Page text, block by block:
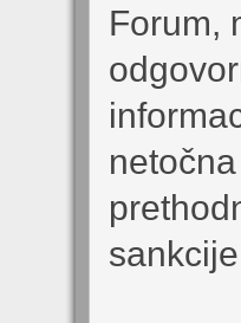
Forum,